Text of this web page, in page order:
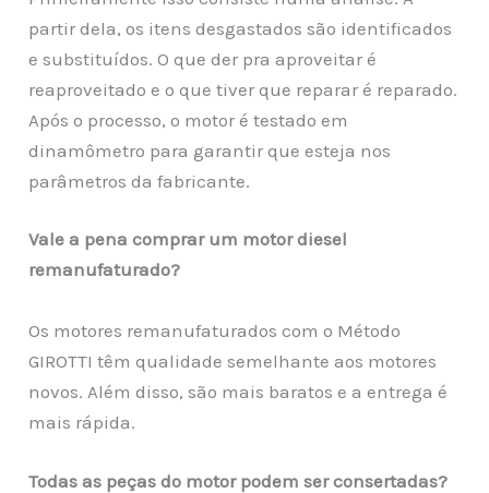
partir dela, os itens desgastados são identificados
e substituídos. O que der pra aproveitar é
reaproveitado e o que tiver que reparar é reparado.
Após o processo, o motor é testado em
dinamômetro para garantir que esteja nos
parâmetros da fabricante.
Vale a pena comprar um motor diesel
remanufaturado?
Os motores remanufaturados com o Método
GIROTTI têm qualidade semelhante aos motores
novos. Além disso, são mais baratos e a entrega é
mais rápida.
Todas as peças do motor podem ser consertadas?